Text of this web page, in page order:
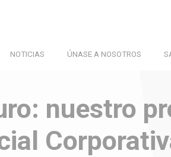
NOTICIAS ÚNASE A NOSOTROS
nuestro